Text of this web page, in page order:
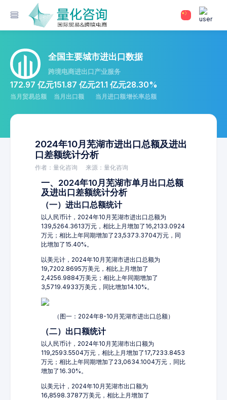
全国主要城市进出口数据
跨境电商进出口产业服务
172.97 亿元
当月贸易总额
151.87 亿元
当月出口额
21.1 亿元
当月进口额
28.30%
增长率总额
2024年10月芜湖市进出口总额及进出
口差额统计分析
作者：量化咨询 来源：量化咨询
一、2024年10月芜湖市单月出口总额
及进出口差额统计分析
（一）进出口总额统计
以人民币计，2024年10月芜湖市进出口总额为
139,5264.3613万元，相比上月增加了16,2133.0924
万元；相比上年同期增加了23,5373.3704万元，同
比增加了15.40%。
以美元计，2024年10月芜湖市进出口总额为
19,7202.8695万美元，相比上月增加了
2,4256.9884万美元；相比上年同期增加了
3,5719.4933万美元，同比增加14.10%。
（图一：2024年8-10月芜湖市进出口总额）
（二）出口额统计
以人民币计，2024年10月芜湖市出口额为
119,2593.5504万元，相比上月增加了17,7233.8453
万元；相比上年同期增加了23,0634.1004万元，同比
增加了16.30%。
以美元计，2024年10月芜湖市出口额为
16,8598.3787万美元，相比上月增加了